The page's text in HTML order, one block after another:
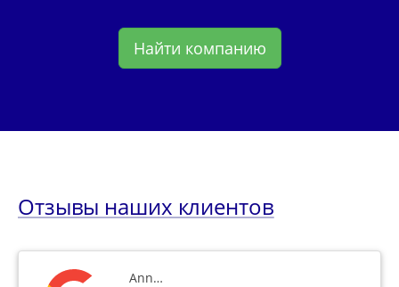
Найти компанию
Отзывы наших клиентов
Ann…